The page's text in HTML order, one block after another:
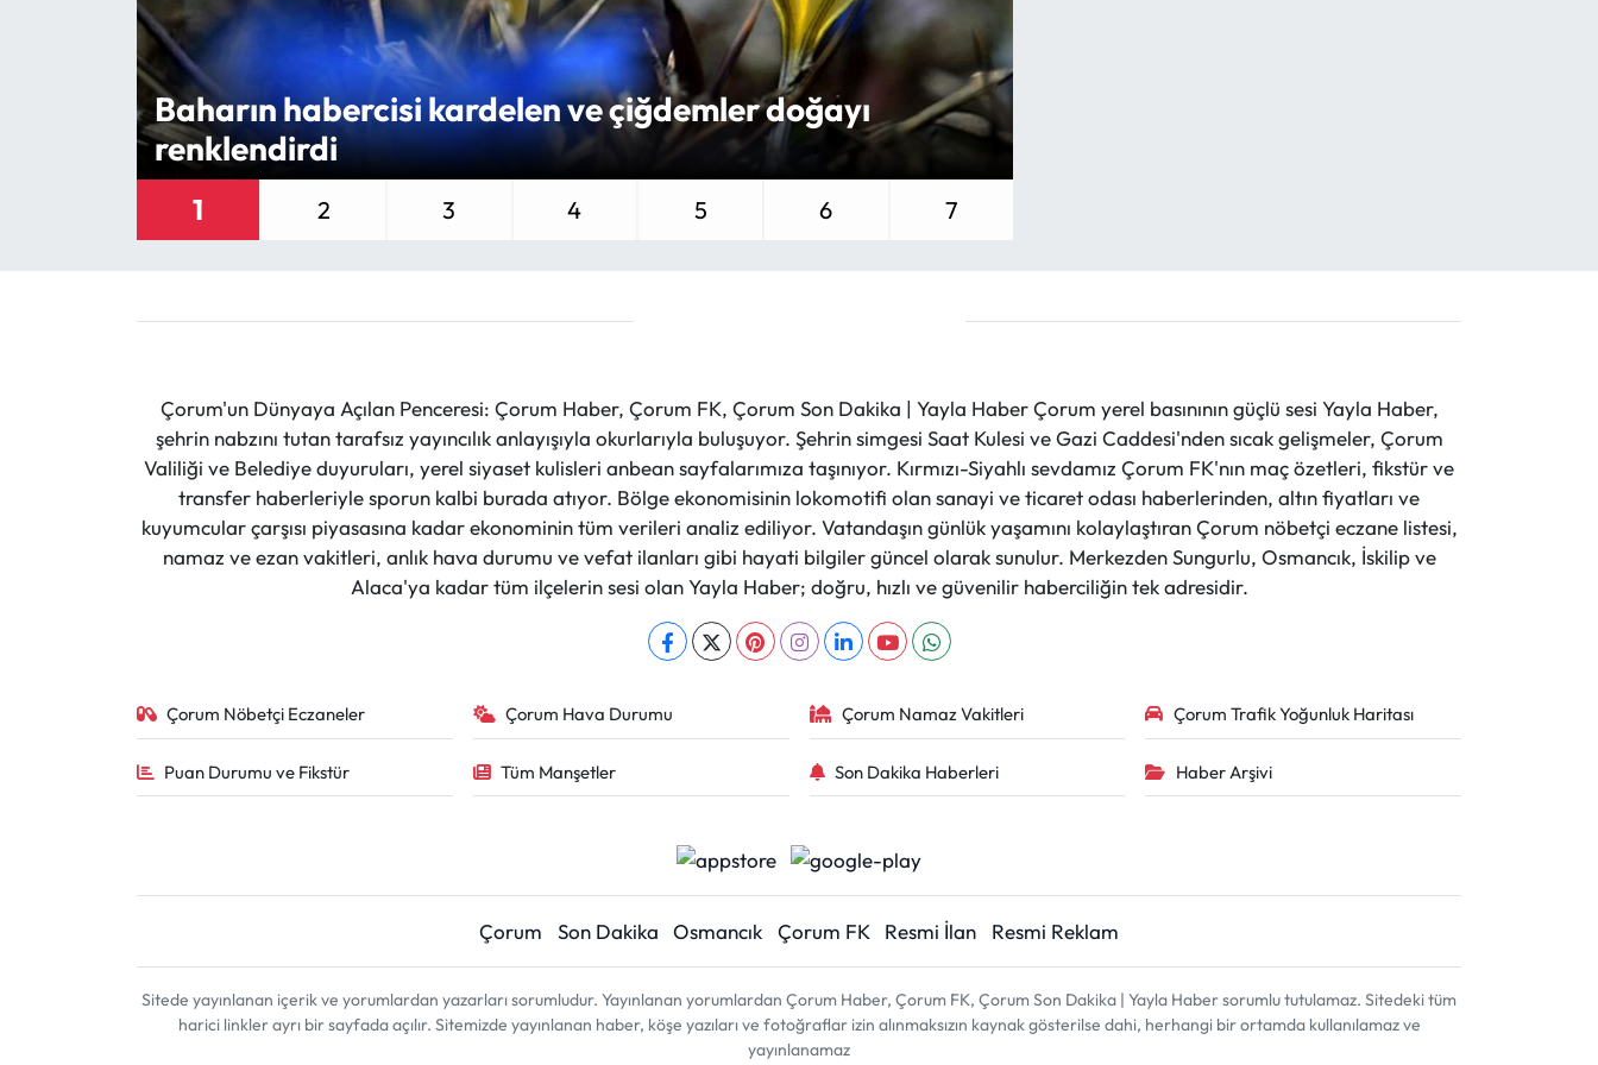
Baharın habercisi kardelen ve çiğdemler doğayı
renklendirdi
1 2 3 4 5 6 7
Çorum'un Dünyaya Açılan Penceresi: Çorum Haber, Çorum FK, Çorum Son Dakika | Yayla Haber Çorum yerel basınının güçlü sesi Yayla Haber,
şehrin nabzını tutan tarafsız yayıncılık anlayışıyla okurlarıyla buluşuyor. Şehrin simgesi Saat Kulesi ve Gazi Caddesi'nden sıcak gelişmeler, Çorum
Valiliği ve Belediye duyuruları, yerel siyaset kulisleri anbean sayfalarımıza taşınıyor. Kırmızı-Siyahlı sevdamız Çorum FK'nın maç özetleri, fikstür ve
transfer haberleriyle sporun kalbi burada atıyor. Bölge ekonomisinin lokomotifi olan sanayi ve ticaret odası haberlerinden, altın fiyatları ve
kuyumcular çarşısı piyasasına kadar ekonominin tüm verileri analiz ediliyor. Vatandaşın günlük yaşamını kolaylaştıran Çorum nöbetçi eczane listesi,
namaz ve ezan vakitleri, anlık hava durumu ve vefat ilanları gibi hayati bilgiler güncel olarak sunulur. Merkezden Sungurlu, Osmancık, İskilip ve
Alaca'ya kadar tüm ilçelerin sesi olan Yayla Haber; doğru, hızlı ve güvenilir haberciliğin tek adresidir.
Çorum Nöbetçi Eczaneler Çorum Hava Durumu Çorum Namaz Vakitleri Çorum Trafik Yoğunluk Haritası
Puan Durumu ve Fikstür Tüm Manşetler Son Dakika Haberleri Haber Arşivi
Çorum Son Dakika Osmancık Çorum FK Resmi İlan Resmi Reklam
Sitede yayınlanan içerik ve yorumlardan yazarları sorumludur. Yayınlanan yorumlardan Çorum Haber, Çorum FK, Çorum Son Dakika | Yayla Haber sorumlu tutulamaz. Sitedeki tüm
harici linkler ayrı bir sayfada açılır. Sitemizde yayınlanan haber, köşe yazıları ve fotoğraflar izin alınmaksızın kaynak gösterilse dahi, herhangi bir ortamda kullanılamaz ve
yayınlanamaz
Ekonomi
İskilip Haberleri
Kültür Sanat
Laçin Haberleri
Magazin
Ortaköy Haberleri
Osmancık Haberleri
Resmi İlan